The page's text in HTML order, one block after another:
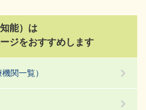
能）は
ジをおすすめします
関一覧）